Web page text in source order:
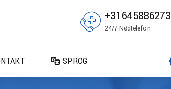
+31645886273
24/7 Nødtelefon
SPROG